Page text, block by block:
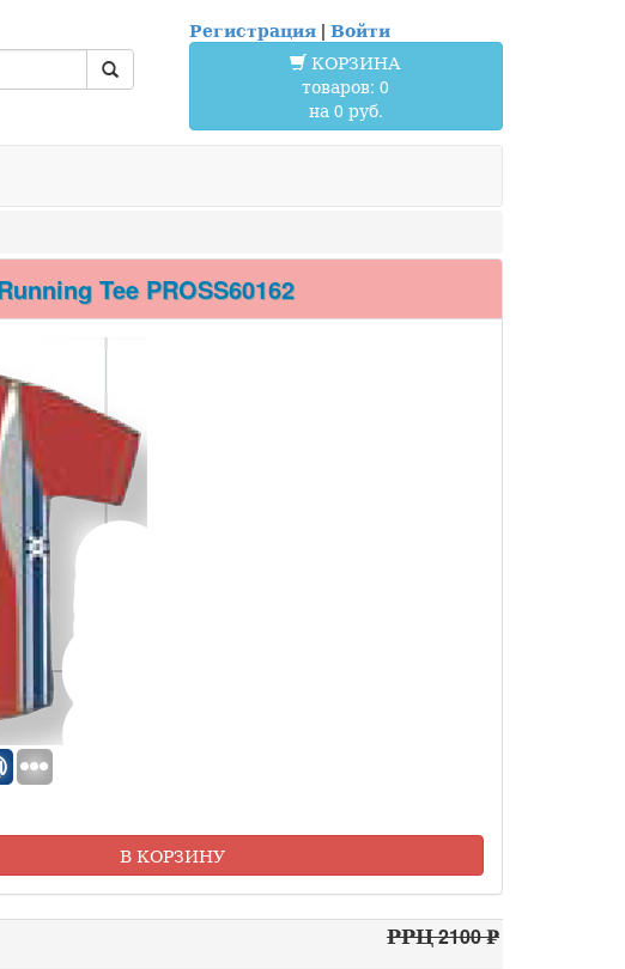
Регистрация| Войти
КОРЗИНА
товаров: 0
на 0 руб.
Tee PROSS60162
В КОРЗИНУ
РРЦ 2100 ₽